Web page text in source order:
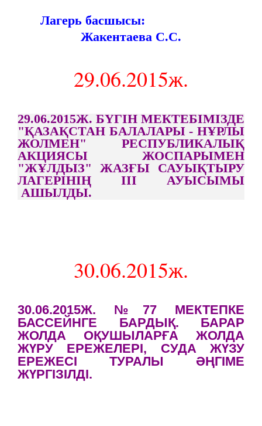
Лагерь басшысы:
Жакентаева С.С.
29.06.2015ж.
29.06.2015Ж. БҮГІН МЕКТЕБІМІЗДЕ
"ҚАЗАҚСТАН БАЛАЛАРЫ - НҰРЛЫ
ЖОЛМЕН" РЕСПУБЛИКАЛЫҚ
АКЦИЯСЫ ЖОСПАРЫМЕН
"ЖҰЛДЫЗ" ЖАЗҒЫ САУЫҚТЫРУ
ЛАГЕРІНІҢ ІІІ АУЫСЫМЫ
АШЫЛДЫ.
30.06.2015ж.
30.06.2015Ж. №77 МЕКТЕПКЕ
БАССЕЙНГЕ БАРДЫҚ. БАРАР
ЖОЛДА ОҚУШЫЛАРҒА ЖОЛДА
ЖҮРУ ЕРЕЖЕЛЕРІ, СУДА ЖҮЗУ
ЕРЕЖЕСІ ТУРАЛЫ ӘҢГІМЕ
ЖҮРГІЗІЛДІ.